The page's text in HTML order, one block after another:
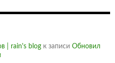
| rain's blog к записи Обновил